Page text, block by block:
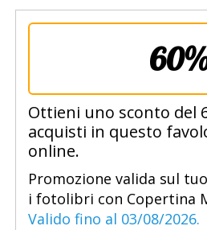
Ottieni uno sconto del
acquisti in questo
online.
Promozione valida sul
i fotolibri con Copertina
Valido fino al 03/08/2026.